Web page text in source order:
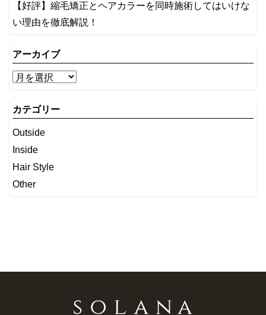
【好評】縮毛矯正とヘアカラーを同時施術してはいけな
い理由を徹底解説！
アーカイブ
カテゴリー
Outside
Inside
Hair Style
Other